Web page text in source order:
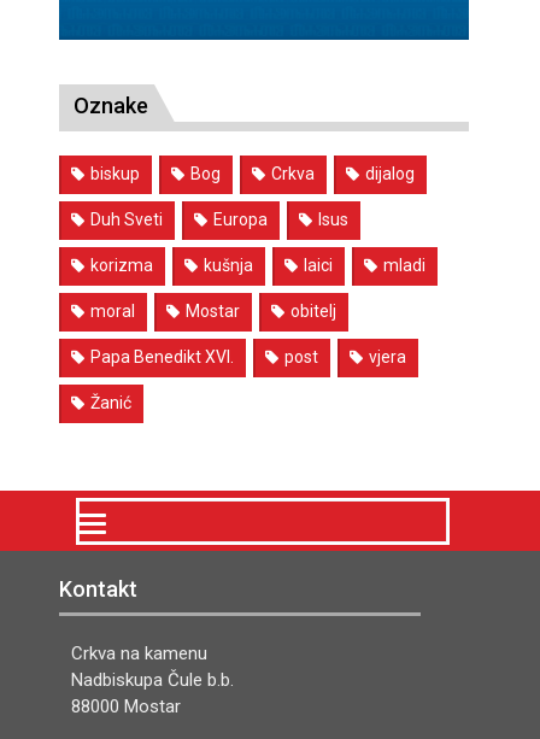
Oznake
biskup Bog Crkva dijalog
Duh Sveti Europa Isus
korizma kušnja laici mladi
moral Mostar obitelj
Papa Benedikt XVI. post vjera
Žanić
Kontakt
Crkva na kamenu
Nadbiskupa Čule b.b.
88000 Mostar